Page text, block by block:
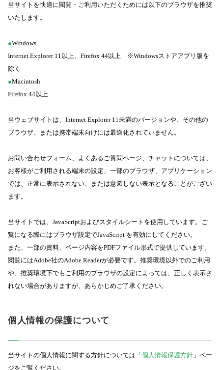
当サイトを快適に閲覧・ご利用いただくためには以下のブラウザを推奨
いたします。
●Windows
Internet Explorer 11以上、Firefox 44以上 ※Windowsストアアプリ版を
除く
●Macintosh
Firefox 44以上
当ウェブサイトは、Internet Explorer 11未満のバージョンや、その他の
ブラウザ、または携帯端末向けには最適化されていません。
お問い合わせフォーム、よくあるご質問ページ、チャットについては、
お客様がご利用される端末の設定、一部のブラウザ、アプリケーション
では、正常に表示されない、または意図しない表示となることがござい
ます。
当サイトでは、JavaScriptおよびスタイルシートを使用しています。ご
覧になる際にはブラウザ設定でJavaScript を有効にしてください。
また、一部の資料、ページ内容をPDFファイル形式で提供しています。
閲覧にはAdobe社のAdobe Readerが必要です。推奨環境以外でのご利用
や、推奨環境下でもご利用のブラウザの設定によっては、正しく表示さ
れない場合がありますが、あらかじめご了承ください。
個人情報の保護について
当サイトの個人情報に関する方針については「 個人情報保護方針」ペー
ジをご覧ください。